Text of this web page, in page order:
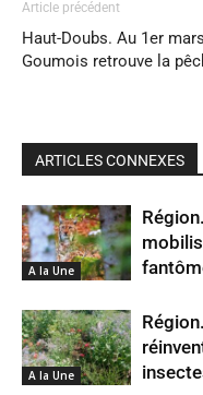
Article précédent
Haut-Doubs. Au 1er
Goumois retrouve la
ARTICLES CONNEXES
A la Une
A la Une